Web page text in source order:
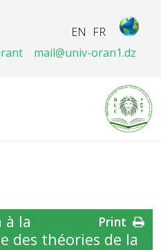
FR
EN
mail@univ-oran1.dz
la
des théories de la